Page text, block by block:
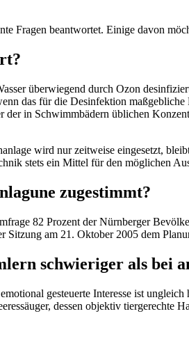
Fragen beantwortet. Einige davon
überwiegend durch Ozon
das für die Desinfektion
der in Schwimmbädern üblichen
wird nur zeitweise eingesetzt,
stets ein Mittel für den möglichen
zugestimmt?
82 Prozent der Nürnberger
Sitzung am 21. Oktober 2005 dem
schwieriger als bei
gesteuerte Interesse ist
dessen objektiv tiergerechte